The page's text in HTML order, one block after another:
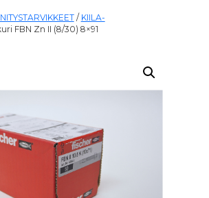
/ KIILA-
FBN Zn II (8/30) 8×91